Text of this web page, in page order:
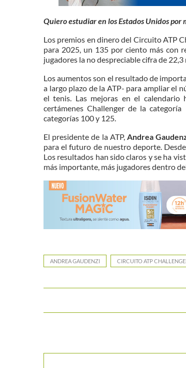
Quiero estudiar en los Estados Unidos
Los premios en dinero del Circuito ATP
para 2025, un 135 por ciento más con
jugadores la no despreciable cifra de 22,3
Los aumentos son el resultado de
a largo plazo de la ATP- para ampliar el
el tenis. Las mejoras en el
certámenes Challenger de la
categorías 100 y 125.
El presidente de la ATP, Andrea
para el futuro de nuestro deporte.
Los resultados han sido claros y se ha
más importante, más jugadores dentro
ANDREA GAUDENZI CIRCUITO ATP